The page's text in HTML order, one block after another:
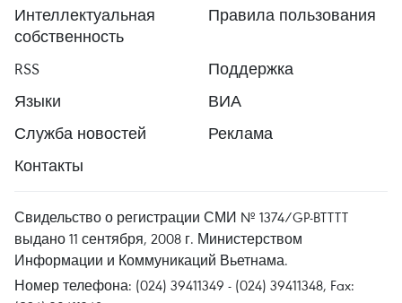
Интеллектуальная
собственность
Правила пользования
RSS
Поддержка
Языки
ВИА
Служба новостей
Реклама
Контакты
Свидельство о регистрации СМИ № 1374/GP-BTTTT
выдано 11 сентября, 2008 г. Министерством
Информации и Коммуникаций Вьетнама.
Номер телефона: (024) 39411349 - (024) 39411348, Fax: